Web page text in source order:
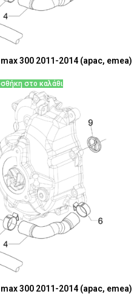
300 2011-2014 (apac, emea)
στο καλάθι
300 2011-2014 (apac, emea)